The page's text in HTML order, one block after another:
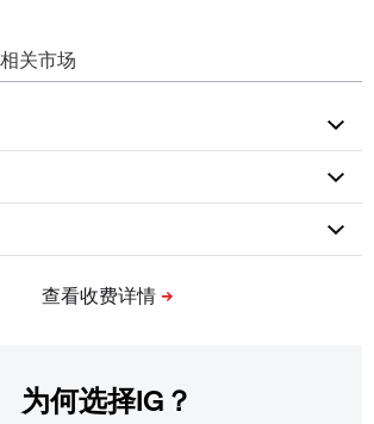
相关市场
为何选择IG？